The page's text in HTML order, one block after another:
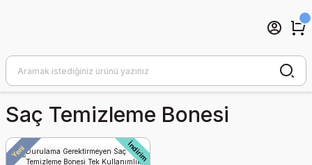
Saç Temizleme Bonesi
Yeni İndirim